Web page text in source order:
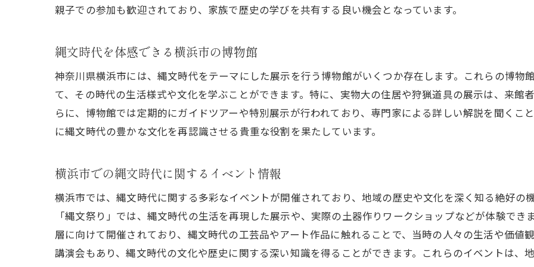
縄文時代の文化遺産が現代の私たちに伝えるもの
親子での参加も歓迎されており、家族で歴史の学びを共有する良い機会となっています。
縄文時代を体感できる横浜市の博物館
神奈川県横浜市には、縄文時代をテーマにした展示を行う博物館がいくつか存在します。これらの博物
て、その時代の生活様式や文化を学ぶことができます。特に、実物大の住居や狩猟道具の展示は、来館
らに、博物館では定期的にガイドツアーや特別展示が行われており、専門家による詳しい解説を聞くこ
に縄文時代の豊かな文化を再認識させる貴重な役割を果たしています。
横浜市での縄文時代に関するイベント情報
横浜市では、縄文時代に関する多彩なイベントが開催されており、地域の歴史や文化を深く知る絶好の
「縄文祭り」では、縄文時代の生活を再現した展示や、実際の土器作りワークショップなどが体験で
層に向けて開催されており、縄文時代の工芸品やアート作品に触れることで、当時の人々の生活や価値
講演会もあり、縄文時代の文化や歴史に関する深い知識を得ることができます。これらのイベントは、